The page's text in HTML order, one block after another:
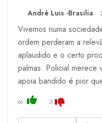
André Luis -Brasilia
Vivemos numa
ordem perderam a
aplaudido e o certo
palmas. Policial merece
apoia bandido é pior
66 3